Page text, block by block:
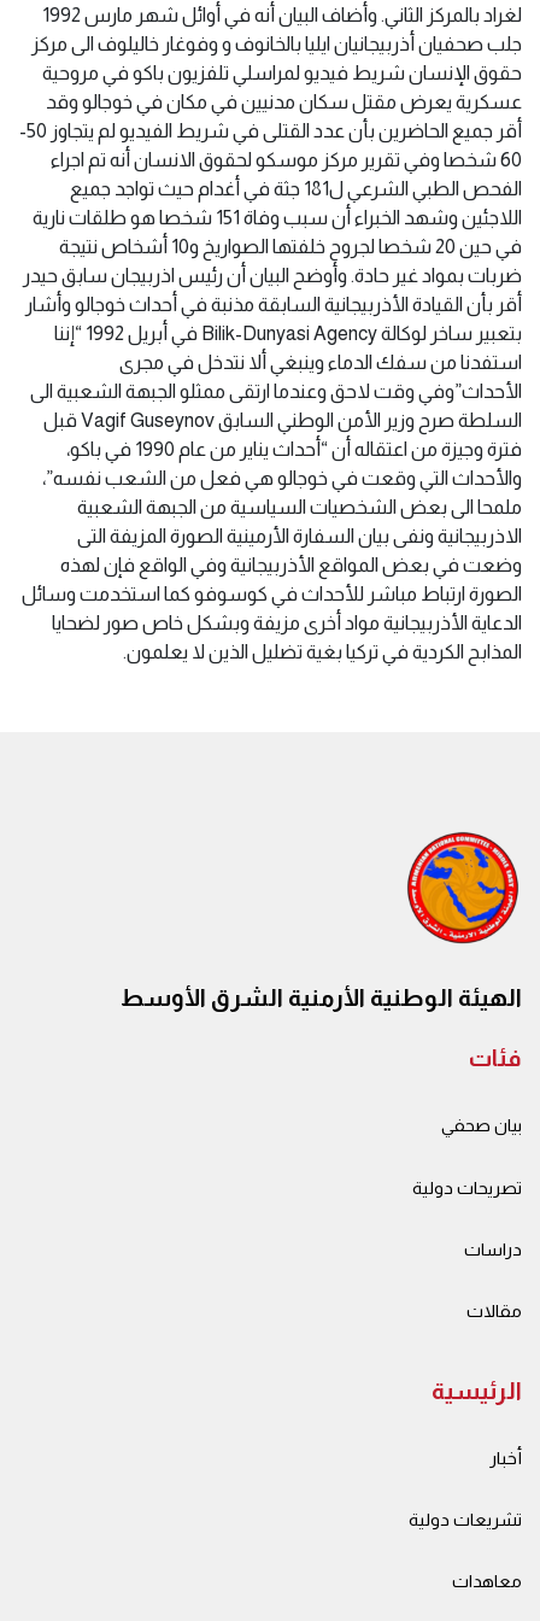
لغراد بالمركز الثاني. وأضاف البيان أنه في أوائل شهر مارس 1992
جلب صحفيان أذربيجانيان ايليا بالخانوف و وفوغار خاليلوف الى مركز
حقوق الإنسان شريط فيديو لمراسلي تلفزيون باكو في مروحية
عسكرية يعرض مقتل سكان مدنيين في مكان في خوجالو وقد
أقر جميع الحاضرين بأن عدد القتلى في شريط الفيديو لم يتجاوز 50-
60 شخصا وفي تقرير مركز موسكو لحقوق الانسان أنه تم اجراء
الفحص الطبي الشرعي ل181 جثة في أغدام حيث تواجد جميع
اللاجئين وشهد الخبراء أن سبب وفاة 151 شخصا هو طلقات نارية
في حين 20 شخصا لجروح خلفتها الصواريخ و10 أشخاص نتيجة
ضربات بمواد غير حادة. وأوضح البيان أن رئيس اذربيجان سابق حيدر
أقر بأن القيادة الأذربيجانية السابقة مذنبة في أحداث خوجالو وأشار
بتعبير ساخر لوكالة Bilik-Dunyasi Agency في أبريل 1992 “إننا
استفدنا من سفك الدماء وينبغي ألا نتدخل في مجرى
الأحداث”وفي وقت لاحق وعندما ارتقى ممثلو الجبهة الشعبية الى
السلطة صرح وزير الأمن الوطني السابق Vagif Guseynov قبل
فترة وجيزة من اعتقاله أن “أحداث يناير من عام 1990 في باكو،
والأحداث التي وقعت في خوجالو هي فعل من الشعب نفسه”،
ملمحا الى بعض الشخصيات السياسية من الجبهة الشعبية
الاذربيجانية ونفى بيان السفارة الأرمينية الصورة المزيفة التى
وضعت في بعض المواقع الأذربيجانية وفي الواقع فإن لهذه
الصورة ارتباط مباشر للأحداث في كوسوفو كما استخدمت وسائل
الدعاية الأذربيجانية مواد أخرى مزيفة وبشكل خاص صور لضحايا
المذابح الكردية في تركيا بغية تضليل الذين لا يعلمون.
الهيئة الوطنية الأرمنية الشرق الأوسط
فئات
بيان صحفي
تصريحات دولية
دراسات
مقالات
الرئيسية
أخبار
تشريعات دولية
معاهدات